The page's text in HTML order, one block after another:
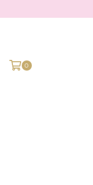
0